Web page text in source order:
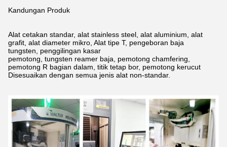
Kandungan Produk
Alat cetakan standar, alat stainless steel, alat aluminium, alat
grafit, alat diameter mikro, Alat tipe T, pengeboran baja
tungsten,
penggilingan kasar
pemotong, tungsten reamer baja, pemotong chamfering,
pemotong R bagian dalam, titik tetap bor, pemotong kerucut
Disesuaikan dengan semua jenis alat non-standar.